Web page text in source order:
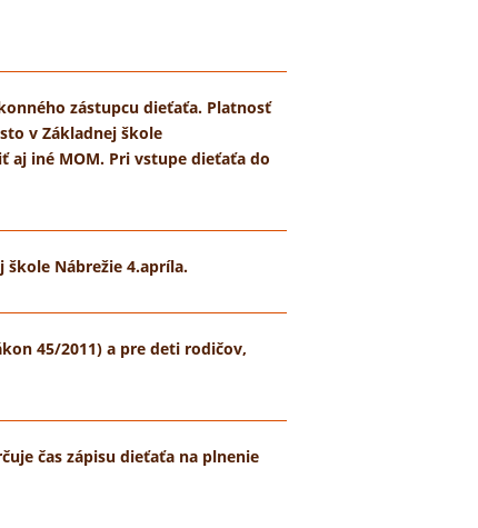
zástupcu dieťaťa. Platnosť
v Základnej škole
aj iné MOM. Pri vstupe dieťaťa do
Nábrežie 4.apríla.
45/2011) a pre deti rodičov,
čas zápisu dieťaťa na plnenie